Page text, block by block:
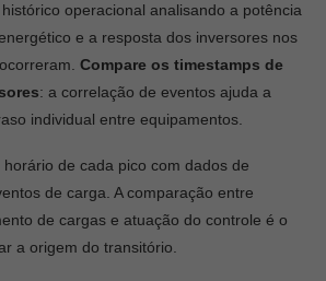
operacional analisando a potência
e a resposta dos inversores nos
Compare os timestamps de
: a correlação de eventos ajuda a
individual entre equipamentos.
de cada pico com dados de
de carga. A comparação entre
de cargas e atuação do controle é o
a origem do transitório.